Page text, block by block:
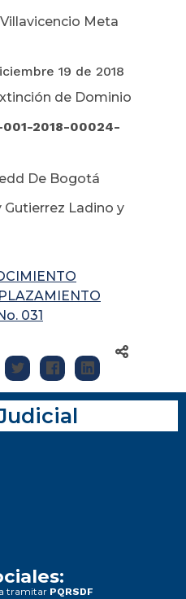
Meta
de 2018
de Dominio
2018-00024-
De Bogotá
Ladino y
031
tramitar PQRSDF